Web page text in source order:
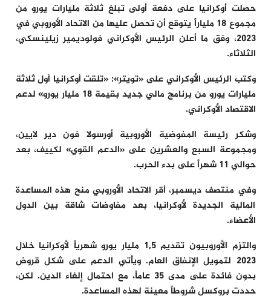
حصلت أوكرانيا على دفعة أولى تبلغ ثلاثة مليارات يورو من
مجموع 18 ملياراً يتوقع أن تحصل عليها من الاتحاد الأوروبي في
2023، وفق ما أعلن الرئيس الأوكراني فولوديمير زيلينسكي،
الثلاثاء.
وكتب الرئيس الأوكراني على «تويتر»: «تلقت أوكرانيا أول ثلاثة
مليارات يورو من برنامج مالي جديد بقيمة 18 مليار يورو» لدعم
الاقتصاد الأوكراني.
وشكر رئيسة المفوضية الأوروبية أورسولا فون دير لايين،
ومجموعة السبع والعشرين على «الدعم القوي» لكييف، بعد
حوالي 11 شهراً على بدء الحرب.
وفي منتصف ديسمبر، أقر الاتحاد الأوروبي منح هذه المساعدة
المالية الجديدة لأوكرانيا، بعد مفاوضات شاقة بين الدول
الأعضاء.
والتزم الأوروبيون تقديم 1,5 مليار يورو شهرياً لأوكرانيا خلال
2023 لتمويل الإنفاق العام. ويأتي الدعم على شكل قروض
بدون فائدة على مدى 35 عاماً، مع احتمال إلغاء الدين. لكن،
حددت بروكسل شروطاً معينة لهذه المساعدة.